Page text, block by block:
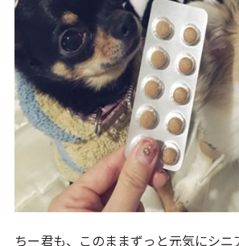
ちー君も、このままずっと元気にシニ